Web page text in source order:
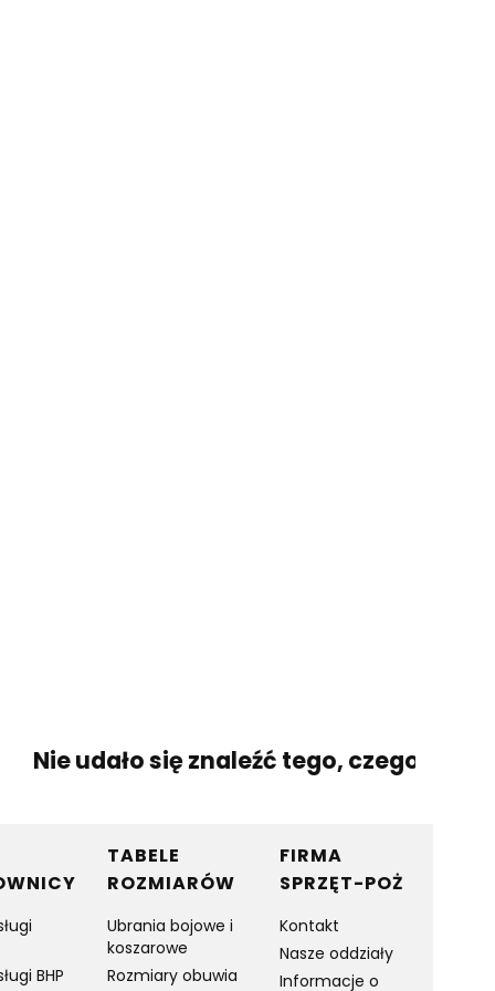
Nie udało się znaleźć tego, czego
BHP
TABELE
ROZMIARÓW
Ubrania bojowe i
koszarowe
Rozmiary obuwia
FIRMA
SPRZĘT-POŻ
Kontakt
Nasze oddziały
Informacje o